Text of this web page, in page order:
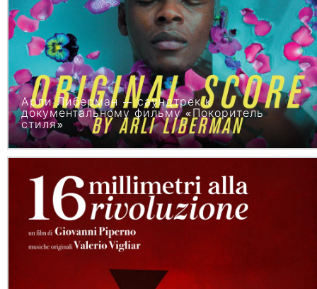
Арли Либерман — саундтрек к
документальному фильму «Покоритель
стиля»